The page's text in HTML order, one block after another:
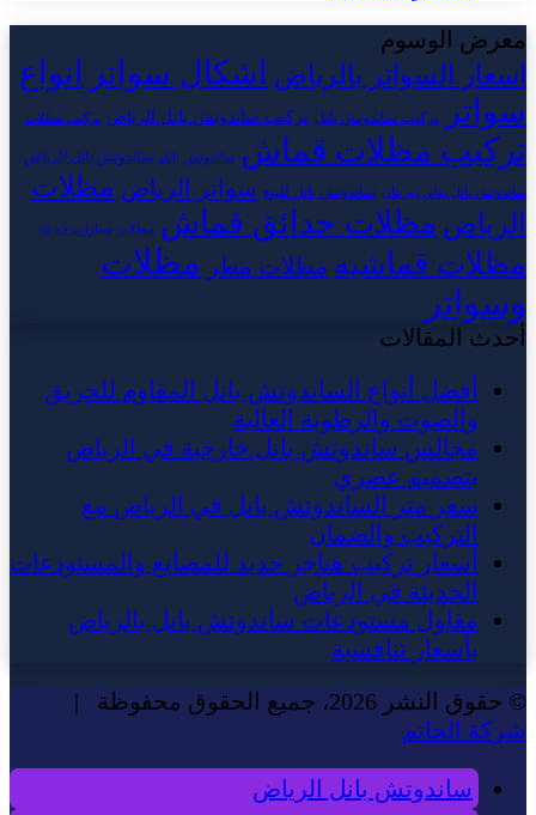
معرض الوسوم
اسعار السواتر بالرياض اشكال سواتر
انواع
سواتر
تركيب ساندوتش بانل تركيب ساندوتش بانل الرياض تركيب مظلات
تركيب مظلات قماش ساندوتش بانل ساندوتش بانل الرياض
ساندوتش بانل بولي يوريثان ساندوتش بانل للبيع سواتر الرياض مظلات
الرياض مظلات حدائق قماش مظلات سيارات حديثة
مظلات قماشيه مظلات مطر مظلات
وسواتر
أحدث المقالات
أفضل أنواع الساندوتش بانل المقاوم للحريق
والصوت والرطوبة العالية
مجالس ساندوتش بانل خارجية في الرياض
بتصميم عصري
سعر متر الساندوتش بانل في الرياض مع
التركيب والضمان
أسعار تركيب هناجر حديد للمصانع والمستودعات
الحديثة في الرياض
مقاول مستودعات ساندوتش بانل بالرياض
بأسعار تنافسية
© حقوق النشر 2026، جميع الحقوق محفوظة |
شركة الحاتم
ساندوتش بانل الرياض